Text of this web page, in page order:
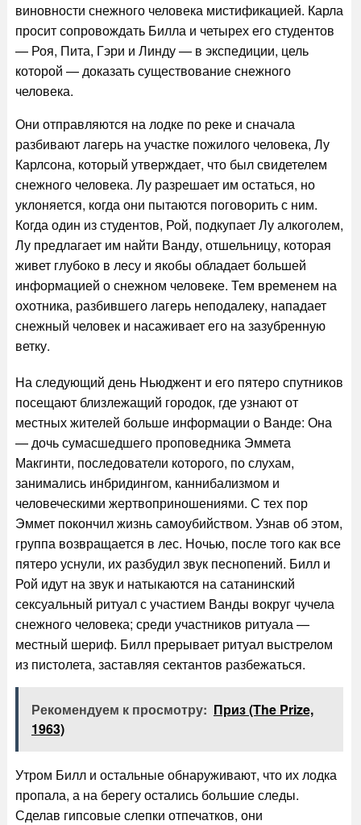
виновности снежного человека мистификацией. Карла
просит сопровождать Билла и четырех его студентов
— Роя, Пита, Гэри и Линду — в экспедиции, цель
которой — доказать существование снежного
человека.
Они отправляются на лодке по реке и сначала
разбивают лагерь на участке пожилого человека, Лу
Карлсона, который утверждает, что был свидетелем
снежного человека. Лу разрешает им остаться, но
уклоняется, когда они пытаются поговорить с ним.
Когда один из студентов, Рой, подкупает Лу алкоголем,
Лу предлагает им найти Ванду, отшельницу, которая
живет глубоко в лесу и якобы обладает большей
информацией о снежном человеке. Тем временем на
охотника, разбившего лагерь неподалеку, нападает
снежный человек и насаживает его на зазубренную
ветку.
На следующий день Ньюджент и его пятеро спутников
посещают близлежащий городок, где узнают от
местных жителей больше информации о Ванде: Она
— дочь сумасшедшего проповедника Эммета
Макгинти, последователи которого, по слухам,
занимались инбридингом, каннибализмом и
человеческими жертвоприношениями. С тех пор
Эммет покончил жизнь самоубийством. Узнав об этом,
группа возвращается в лес. Ночью, после того как все
пятеро уснули, их разбудил звук песнопений. Билл и
Рой идут на звук и натыкаются на сатанинский
сексуальный ритуал с участием Ванды вокруг чучела
снежного человека; среди участников ритуала —
местный шериф. Билл прерывает ритуал выстрелом
из пистолета, заставляя сектантов разбежаться.
Рекомендуем к просмотру: Приз (The Prize,
1963)
Утром Билл и остальные обнаруживают, что их лодка
пропала, а на берегу остались большие следы.
Сделав гипсовые слепки отпечатков, они